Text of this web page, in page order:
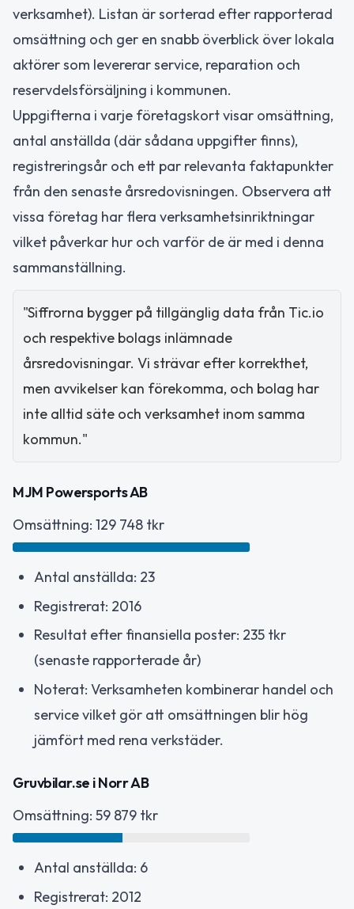
verksamhet). Listan är sorterad efter rapporterad
omsättning och ger en snabb överblick över lokala
aktörer som levererar service, reparation och
reservdelsförsäljning i kommunen.
Uppgifterna i varje företagskort visar omsättning,
antal anställda (där sådana uppgifter finns),
registreringsår och ett par relevanta faktapunkter
från den senaste årsredovisningen. Observera att
vissa företag har flera verksamhetsinriktningar
vilket påverkar hur och varför de är med i denna
sammanställning.
"Siffrorna bygger på tillgänglig data från Tic.io
och respektive bolags inlämnade
årsredovisningar. Vi strävar efter korrekthet,
men avvikelser kan förekomma, och bolag har
inte alltid säte och verksamhet inom samma
kommun."
MJM Powersports AB
Omsättning: 129 748 tkr
Antal anställda: 23
Registrerat: 2016
Resultat efter finansiella poster: 235 tkr
(senaste rapporterade år)
Noterat: Verksamheten kombinerar handel och
service vilket gör att omsättningen blir hög
jämfört med rena verkstäder.
Gruvbilar.se i Norr AB
Omsättning: 59 879 tkr
Antal anställda: 6
Registrerat: 2012